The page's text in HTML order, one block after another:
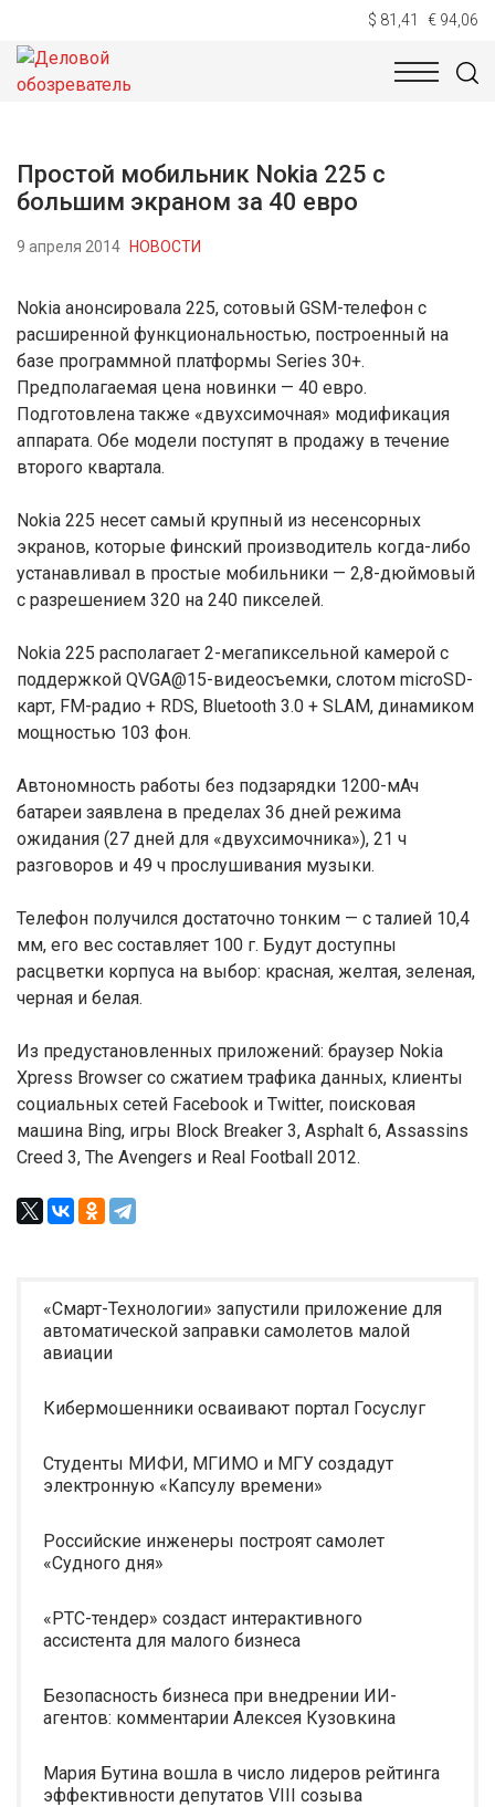
$ 81,41 € 94,06
НОВОСТИ
Простой мобильник Nokia 225 с
большим экраном за 40 евро
9 апреля 2014 НОВОСТИ
Nokia анонсировала 225, сотовый GSM-телефон с
расширенной функциональностью, построенный на
базе программной платформы Series 30+.
Предполагаемая цена новинки — 40 евро.
Подготовлена также «двухсимочная» модификация
аппарата. Обе модели поступят в продажу в течение
второго квартала.
Nokia 225 несет самый крупный из несенсорных
экранов, которые финский производитель когда-либо
устанавливал в простые мобильники — 2,8-дюймовый
с разрешением 320 на 240 пикселей.
Nokia 225 располагает 2-мегапиксельной камерой с
поддержкой QVGA@15-видеосъемки, слотом microSD-
карт, FM-радио + RDS, Bluetooth 3.0 + SLAM, динамиком
мощностью 103 фон.
Автономность работы без подзарядки 1200-мАч
батареи заявлена в пределах 36 дней режима
ожидания (27 дней для «двухсимочника»), 21 ч
разговоров и 49 ч прослушивания музыки.
Телефон получился достаточно тонким — с талией 10,4
мм, его вес составляет 100 г. Будут доступны
расцветки корпуса на выбор: красная, желтая, зеленая,
черная и белая.
Из предустановленных приложений: браузер Nokia
Xpress Browser со сжатием трафика данных, клиенты
социальных сетей Facebook и Twitter, поисковая
машина Bing, игры Block Breaker 3, Asphalt 6, Assassins
Creed 3, The Avengers и Real Football 2012.
«Смарт-Технологии» запустили приложение для
автоматической заправки самолетов малой
авиации
Кибермошенники осваивают портал Госуслуг
Студенты МИФИ, МГИМО и МГУ создадут
электронную «Капсулу времени»
Российские инженеры построят самолет
«Судного дня»
«РТС-тендер» создаст интерактивного
ассистента для малого бизнеса
Безопасность бизнеса при внедрении ИИ-
агентов: комментарии Алексея Кузовкина
Мария Бутина вошла в число лидеров рейтинга
эффективности депутатов VIII созыва